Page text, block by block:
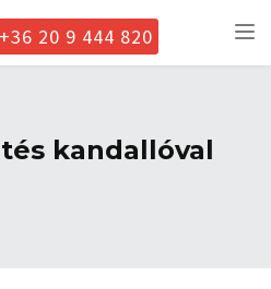
+36 20 9 444 820
kandallóval